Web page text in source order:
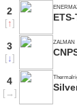
2
[↑]
3
[↓]
ZALMAN
4
[→ ]